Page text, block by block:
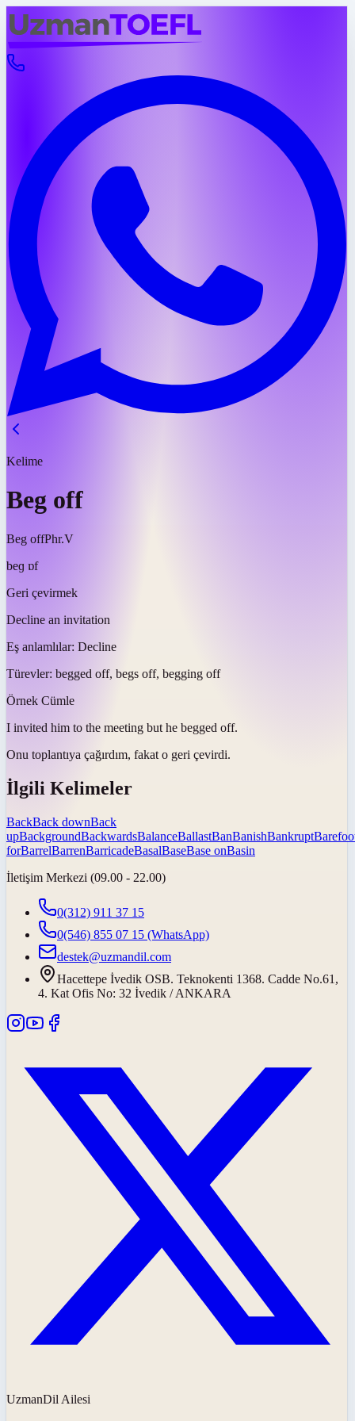
Kelime
Beg off
Beg offPhr.V
beɡ ɒf
Geri çevirmek
Decline an invitation
Eş anlamlılar: Decline
Türevler: begged off, begs off, begging off
Örnek Cümle
I invited him to the meeting but he begged off.
Onu toplantıya çağırdım, fakat o geri çevirdi.
İlgili Kelimeler
BackBack downBack
upBackgroundBackwardsBalanceBallastBanBanishBankrupt
forBarrelBarrenBarricadeBasalBaseBase onBasin
İletişim Merkezi (09.00 - 22.00)
0(312) 911 37 15
0(546) 855 07 15 (WhatsApp)
destek@uzmandil.com
Hacettepe İvedik OSB. Teknokenti 1368. Cadde No.61,
4. Kat Ofis No: 32 İvedik / ANKARA
UzmanDil Ailesi